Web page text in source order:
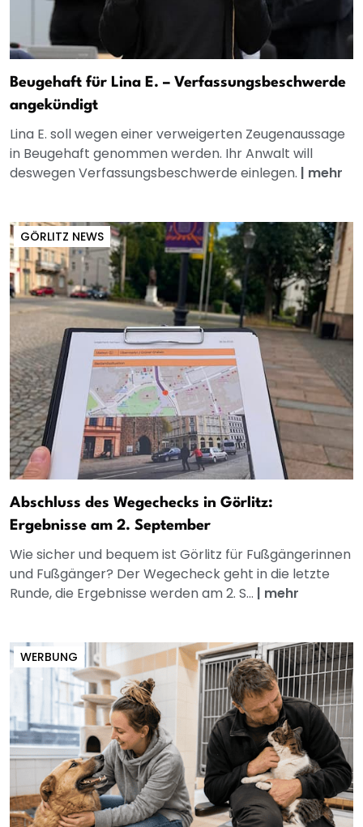
Beugehaft für Lina E. – Verfassungsbeschwerde
angekündigt
Lina E. soll wegen einer verweigerten Zeugenaussage
in Beugehaft genommen werden. Ihr Anwalt will
deswegen Verfassungsbeschwerde einlegen. | mehr
GÖRLITZ NEWS
Abschluss des Wegechecks in Görlitz:
Ergebnisse am 2. September
Wie sicher und bequem ist Görlitz für Fußgängerinnen
und Fußgänger? Der Wegecheck geht in die letzte
Runde, die Ergebnisse werden am 2. S... | mehr
WERBUNG